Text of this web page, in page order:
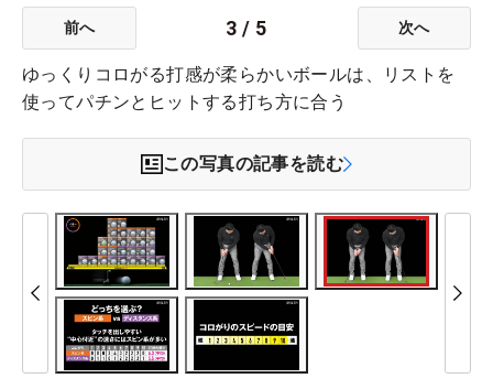
前へ 3 / 5 次へ
ゆっくりコロがる打感が柔らかいボールは、リストを
使ってパチンとヒットする打ち方に合う
この写真の記事を読む